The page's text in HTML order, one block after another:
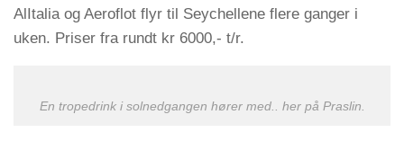
AlItalia og Aeroflot flyr til Seychellene flere ganger i
uken. Priser fra rundt kr 6000,- t/r.
En tropedrink i solnedgangen hører med.. her på Praslin.